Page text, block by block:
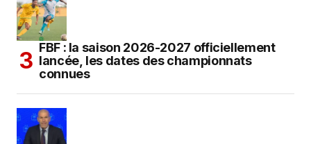
FBF : la saison 2026-2027 officiellement
lancée, les dates des championnats
connues